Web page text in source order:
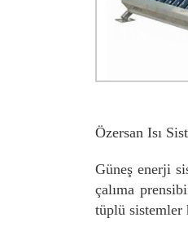
Özersan Isı
Güneş enerji
çalıma
tüplü sistemler